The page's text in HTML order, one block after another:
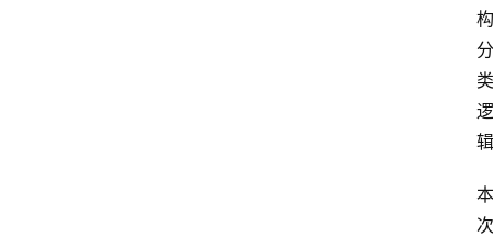
构
分
类
逻
辑
本
次